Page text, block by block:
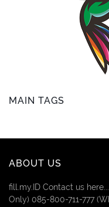
MAIN TAGS
ABOUT US
fill.my.ID Contact us
Only) 085-800-711-777